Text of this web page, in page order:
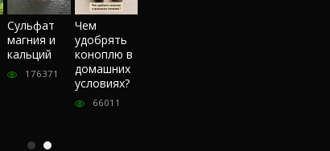
Сульфат
магния и
кальций
176371
Чем
удобрять
коноплю в
домашних
условиях?
66011